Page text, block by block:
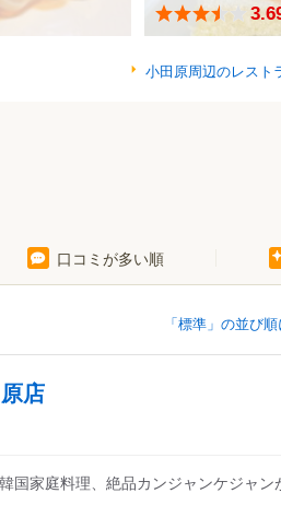
小田原周辺のレスト
口コミが多い順
「標準」の並び
店
国家庭料理、絶品カンジャンケジャン